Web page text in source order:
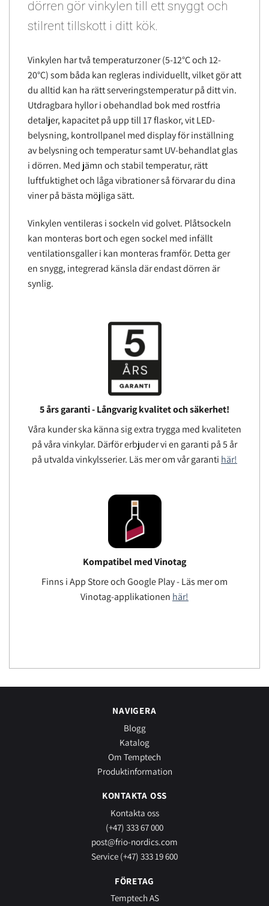
dörren gör vinkylen till ett snyggt och
stilrent tillskott i ditt kök.
Vinkylen har två temperaturzoner (5-12°C och 12-
20°C) som båda kan regleras individuellt, vilket gör att
du alltid kan ha rätt serveringstemperatur på ditt vin.
Utdragbara hyllor i obehandlad bok med rostfria
detaljer, kapacitet på upp till 17 flaskor, vit LED-
belysning, kontrollpanel med display för inställning
av belysning och temperatur samt UV-behandlat glas
i dörren. Med jämn och stabil temperatur, rätt
luftfuktighet och låga vibrationer så förvarar du dina
viner på bästa möjliga sätt.
Vinkylen ventileras i sockeln vid golvet. Plåtsockeln
kan monteras bort och egen sockel med infällt
ventilationsgaller i kan monteras framför. Detta ger
en snygg, integrerad känsla där endast dörren är
synlig.
5 års garanti - Långvarig kvalitet och säkerhet!
Våra kunder ska känna sig extra trygga med kvaliteten
på våra vinkylar. Därför erbjuder vi en garanti på 5 år
på utvalda vinkylsserier. Läs mer om vår garanti här!
Kompatibel med Vinotag
Finns i App Store och Google Play - Läs mer om
Vinotag-applikationen här!
NAVIGERA
Blogg
Katalog
Om Temptech
Produktinformation
KONTAKTA OSS
Kontakta oss
(+47) 333 67 000
post@frio-nordics.com
Service (+47) 333 19 600
FÖRETAG
Temptech AS